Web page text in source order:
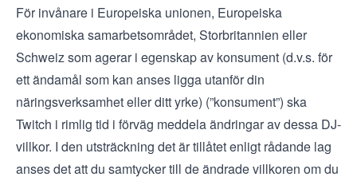
För invånare i Europeiska unionen, Europeiska
ekonomiska samarbetsområdet, Storbritannien eller
Schweiz som agerar i egenskap av konsument (d.v.s. för
ett ändamål som kan anses ligga utanför din
näringsverksamhet eller ditt yrke) (”konsument”) ska
Twitch i rimlig tid i förväg meddela ändringar av dessa DJ-
villkor. I den utsträckning det är tillåtet enligt rådande lag
anses det att du samtycker till de ändrade villkoren om du